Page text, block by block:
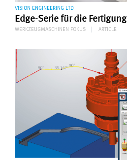
VISION ENGINEERING LTD
Edge-Serie für die Fertigung
WERKZEUGMASCHINEN FOKUS ARTICLE